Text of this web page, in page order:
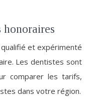
honoraires
et expérimenté
Les dentistes sont
comparer les tarifs,
dans votre région.